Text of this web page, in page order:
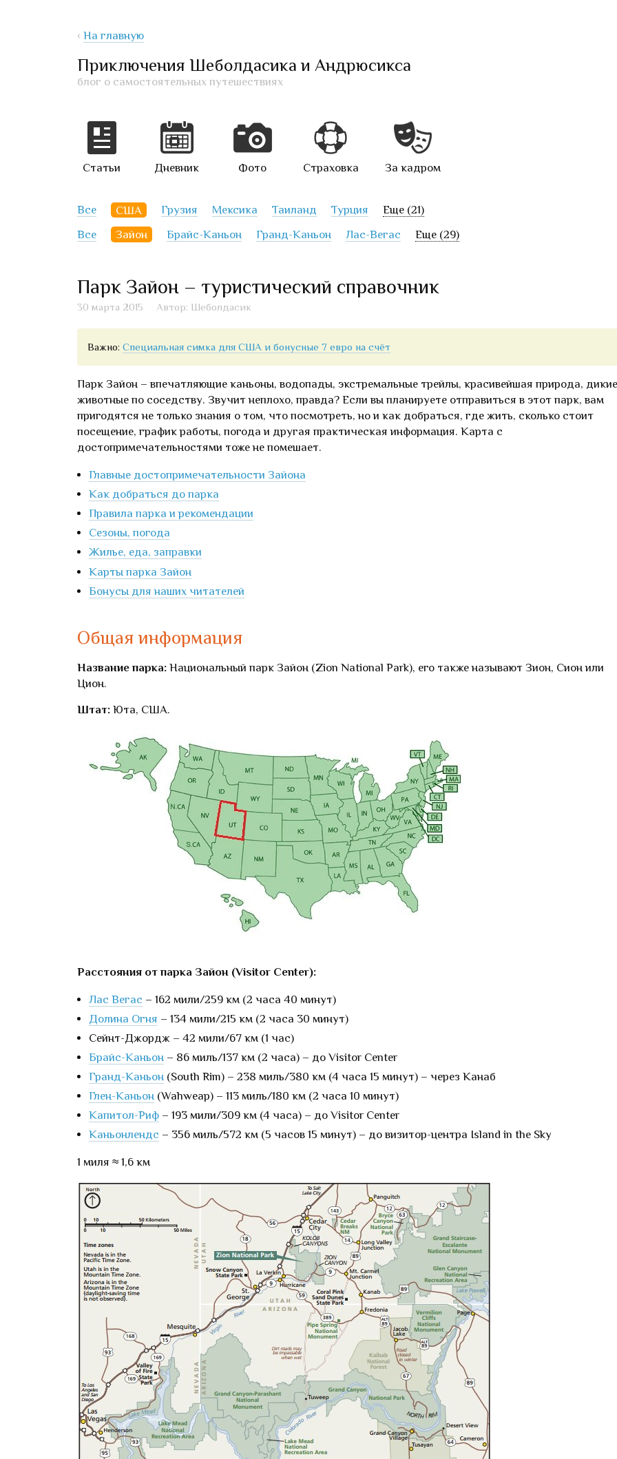
‹ На главную
Приключения Шеболдасика и Андрюсикса
блог о самостоятельных путешествиях
Статьи Дневник Фото Страховка За кадром
Все США Грузия Мексика Таиланд Турция
Еще (21)
Все
Зайон Брайс-Каньон Гранд-Каньон Лас-Вегас Еще (29)
Парк Зайон – туристический справочник
30 марта 2015 Автор: Шеболдасик
Важно:Специальная симка для США и бонусные 7 евро на счёт
Парк Зайон – впечатляющие каньоны, водопады, экстремальные трейлы, красивейшая природа, дикие
животные по соседству. Звучит неплохо, правда? Если вы планируете отправиться в этот парк, вам
пригодятся не только знания о том, что посмотреть, но и как добраться, где жить, сколько стоит
посещение, график работы, погода и другая практическая информация. Карта с
достопримечательностями тоже не помешает.
Главные достопримечательности Зайона
Как добраться до парка
Правила парка и рекомендации
Сезоны, погода
Жилье, еда, заправки
Карты парка Зайон
Бонусы для наших читателей
Общая информация
Название парка: Национальный парк Зайон (Zion National Park), его также называют Зион, Сион или
Цион.
Штат: Юта, США.
Расстояния от парка Зайон (Visitor Center):
Лас Вегас – 162 мили/259 км (2 часа 40 минут)
Долина Огня – 134 мили/215 км (2 часа 30 минут)
Сейнт-Джордж – 42 мили/67 км (1 час)
Брайс-Каньон – 86 миль/137 км (2 часа) – до Visitor Center
Гранд-Каньон (South Rim) – 238 миль/380 км (4 часа 15 минут) – через Канаб
Глен-Каньон (Wahweap) – 113 миль/180 км (2 часа 10 минут)
Капитол-Риф – 193 мили/309 км (4 часа) – до Visitor Center
Каньонлендс – 356 миль/572 км (5 часов 15 минут) – до визитор-центра Island in the Sky
1 миля ≈ 1,6 км